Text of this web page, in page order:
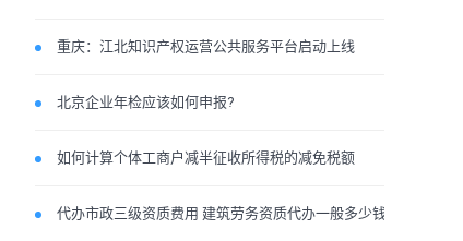
重庆：江北知识产权运营公共服务平台启动上线
北京企业年检应该如何申报?
如何计算个体工商户减半征收所得税的减免税额
代办市政三级资质费用 建筑劳务资质代办一般多少钱